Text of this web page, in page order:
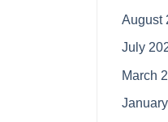
August
July
March